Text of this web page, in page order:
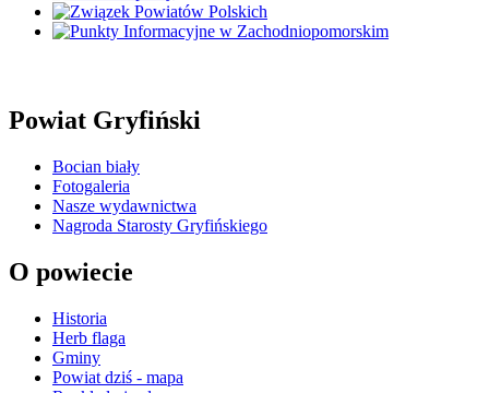
Powiat Gryfiński
Bocian biały
Fotogaleria
Nasze wydawnictwa
Nagroda Starosty Gryfińskiego
O powiecie
Historia
Herb flaga
Gminy
Powiat dziś - mapa